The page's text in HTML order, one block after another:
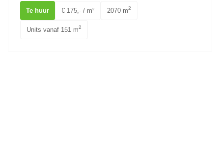
Te huur € 175,- / m² 2070 m2
Units vanaf 151 m2